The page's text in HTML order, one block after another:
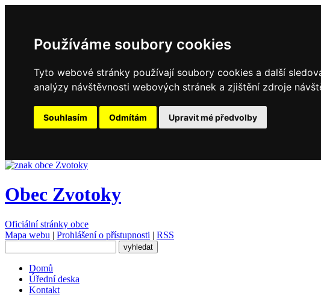
Používáme soubory cookies
Tyto webové stránky používají soubory cookies a další
analýzy návštěvnosti webových stránek a zjištění zdroje
Souhlasím Odmítám Upravit mé předvolby
Obec Zvotoky
Oficiální stránky obce
Mapa webu | Prohlášení o přístupnosti | RSS
Domů
Úřední deska
Kontakt